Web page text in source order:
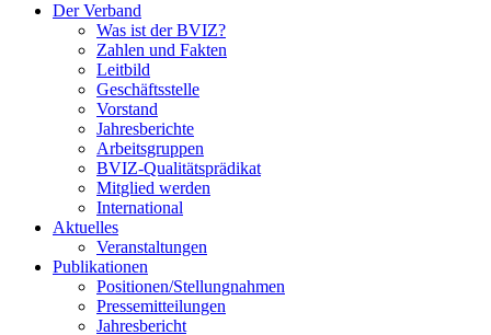
Der Verband
Was ist der BVIZ?
Zahlen und Fakten
Leitbild
Geschäftsstelle
Vorstand
Jahresberichte
Arbeitsgruppen
BVIZ-Qualitätsprädikat
Mitglied werden
International
Aktuelles
Veranstaltungen
Publikationen
Positionen/Stellungnahmen
Pressemitteilungen
Jahresbericht